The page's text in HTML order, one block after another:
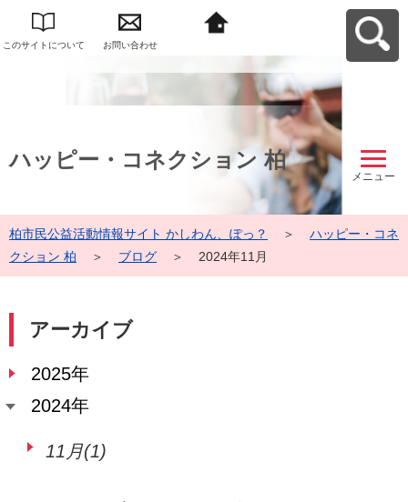
このサイトについて お問い合わせ
サイト かしわん、ぽ
ハッピー・コネクション 柏
メニュー
柏市民公益活動情報サイト かしわん、ぽっ？ ＞
ハッピー・コネ
クション 柏
＞ ブログ ＞ 2024年11月
アーカイブ
2025年
2024年
11月(1)